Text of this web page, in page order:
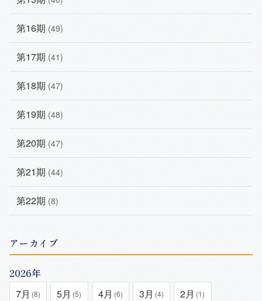
第16期 (49)
第17期 (41)
第18期 (47)
第19期 (48)
第20期 (47)
第21期 (44)
第22期 (8)
アーカイブ
2026年
7月 (8) 5月 (5) 4月 (6) 3月 (4) 2月 (1)